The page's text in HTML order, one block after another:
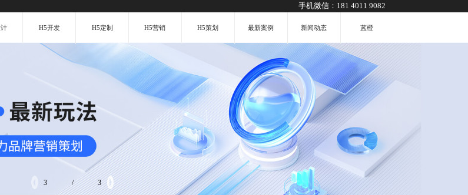
手机微信： 181 4011 9082
H5开发 H5定制 H5营销 H5策划 最新案例 新闻动态 蓝橙
3 / 3